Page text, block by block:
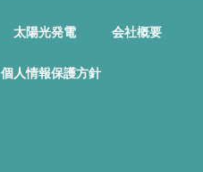
太陽光発電 会社概要
個人情報保護方針